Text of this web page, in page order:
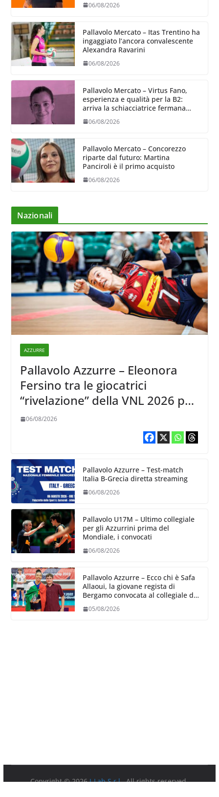
06/08/2026
Pallavolo Mercato – Itas Trentino ha
ingaggiato l’ancora convalescente
Alexandra Ravarini
06/08/2026
Pallavolo Mercato – Virtus Fano,
esperienza e qualità per la B2:
arriva la schiacciatrice fermana
06/08/2026
Pallavolo Mercato – Concorezzo
riparte dal futuro: Martina
Panciroli è il primo acquisto
06/08/2026
Nazionali
AZZURRE
Pallavolo Azzurre – Eleonora
Fersino tra le giocatrici
“rivelazione” della VNL 2026 per
Volleyball World
06/08/2026
Pallavolo Azzurre – Test-match
Italia B-Grecia diretta streaming
06/08/2026
Pallavolo U17M – Ultimo collegiale
per gli Azzurrini prima del
Mondiale, i convocati
06/08/2026
Pallavolo Azzurre – Ecco chi è Safa
Allaoui, la giovane regista di
Bergamo convocata al collegiale di
05/08/2026
Copyright © 2026I-Lab S.r.l.. All rights reserved.